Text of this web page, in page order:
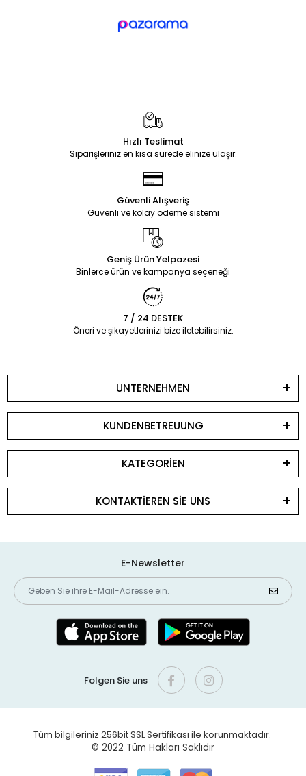
Hızlı Teslimat
Siparişleriniz en kısa sürede elinize ulaşır.
Güvenli Alışveriş
Güvenli ve kolay ödeme sistemi
Geniş Ürün Yelpazesi
Binlerce ürün ve kampanya seçeneği
7 / 24 DESTEK
Öneri ve şikayetlerinizi bize iletebilirsiniz.
UNTERNEHMEN
KUNDENBETREUUNG
KATEGORİEN
KONTAKTİEREN SİE UNS
E-Newsletter
Folgen Sie uns
Tüm bilgileriniz 256bit SSL Sertifikası ile korunmaktadır.
© 2022 Tüm Hakları Saklıdır